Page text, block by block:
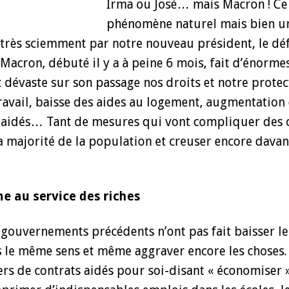
Irma ou José… mais Macron ! Ce
phénomène naturel mais bien
sciemment par notre nouveau président, le
débuté il y a à peine 6 mois, fait
dévaste sur son passage nos droits et notre
baisse des aides au logement, augmentation
Tant de mesures qui vont compliquer des
de la population et creuser encore
au service des riches
précédents n’ont pas fait baisser
même sens et même aggraver encore les choses.
de contrats aidés pour soi-disant « économiser